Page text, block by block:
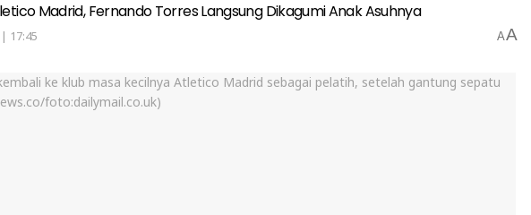
Madrid, Fernando Torres Langsung Dikagumi Anak Asuhnya
17:45 AA